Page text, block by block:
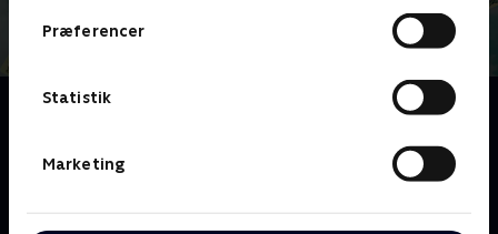
Præferencer
Statistik
Marketing
Om Birgittes engle
med sygdommene ME og POTS. Købmanden,
ildsjælen Vibeke og Misse med de særlige evner har